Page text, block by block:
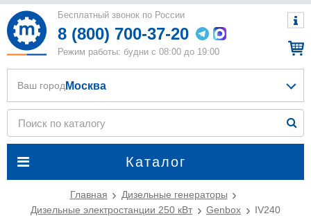
Бесплатный звонок по России
8 (800) 700-37-20
Режим работы: будни с 08:00 до 19:00
Каталог
Ваш город Москва
Главная
Дизельные генераторы
Дизельные электростанции 250 кВт
Genbox IV240